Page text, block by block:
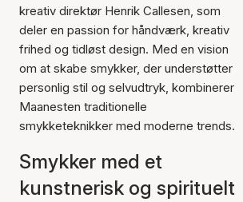
kreativ direktør Henrik Callesen, som
deler en passion for håndværk, kreativ
frihed og tidløst design. Med en vision
om at skabe smykker, der understøtter
personlig stil og selvudtryk, kombinerer
Maanesten traditionelle
smykketeknikker med moderne trends.
Smykker med et
kunstnerisk og spirituelt